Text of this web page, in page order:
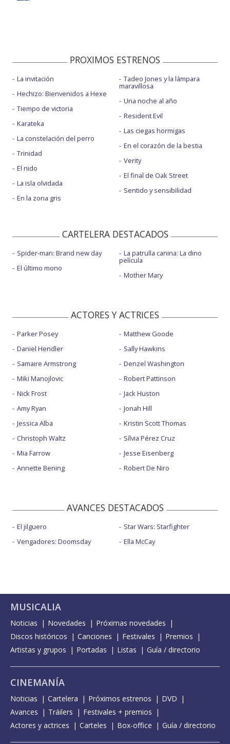
PROXIMOS ESTRENOS
La invitación
Hechizo: Bienvenidos a Hexe
Tiempo de victoria
Karateka
La constelación del perro
Trinidad
El nido
La isla olvidada
En la zona gris
Tadeo Jones y la lámpara
maravillosa
Una noche al año
Resident Evil
Las ciegas hormigas
En el corazón de la bestia
Verity
El final de Oak Street
Sentido y sensibilidad
CARTELERA DESTACADOS
Spider-man: Brand new day
El último mono
La patrulla canina: La dino
película
Mother Mary
ACTORES Y ACTRICES
Parker Posey
Daniel Hendler
Samaire Armstrong
Miki Manojlovic
Nick Frost
Amy Ryan
Jessica Alba
Christoph Waltz
Mia Farrow
Annette Bening
Matthew Goode
Sally Hawkins
Denzel Washington
Robert Pattinson
Jack Huston
Jonah Hill
Kristin Scott Thomas
Sílvia Pérez Cruz
Jesse Eisenberg
Robert De Niro
AVANCES DESTACADOS
El jilguero
Vengadores: Doomsday
Star Wars: Starfighter
Ella McCay
MUSICALIA
Noticias Novedades
Próximas novedades
Discos históricos
Canciones Festivales
Premios
Artistas y grupos
Portadas Listas Guía / directorio
CINEMANÍA
Noticias Cartelera Próximos estrenos
DVD
Avances
Tráilers
Festivales + premios
Actores y actrices
Carteles Box-office Guía / directorio